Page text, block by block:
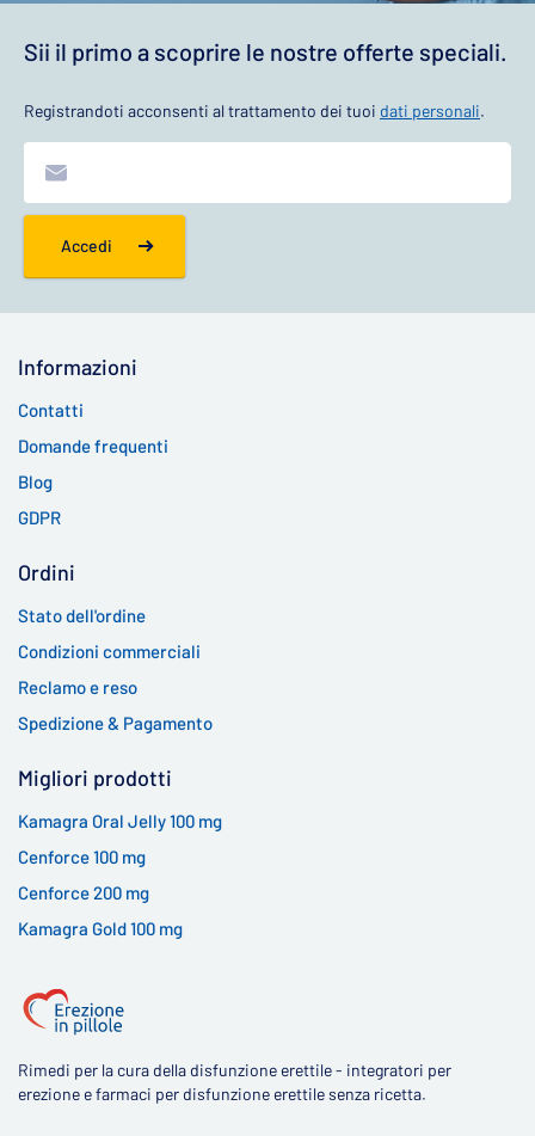
Sii il primo a scoprire le nostre offerte speciali.
Registrandoti acconsenti al trattamento dei tuoi dati personali.
Accedi
Informazioni
Contatti
Domande frequenti
Blog
GDPR
Ordini
Stato dell'ordine
Condizioni commerciali
Reclamo e reso
Spedizione & Pagamento
Migliori prodotti
Kamagra Oral Jelly 100 mg
Cenforce 100 mg
Cenforce 200 mg
Kamagra Gold 100 mg
Rimedi per la cura della disfunzione erettile - integratori per
erezione e farmaci per disfunzione erettile senza ricetta.